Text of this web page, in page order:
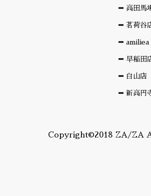
高田馬
茗荷谷
早稲田
白山店
新高円
Copyright©2018 ZA/ZA